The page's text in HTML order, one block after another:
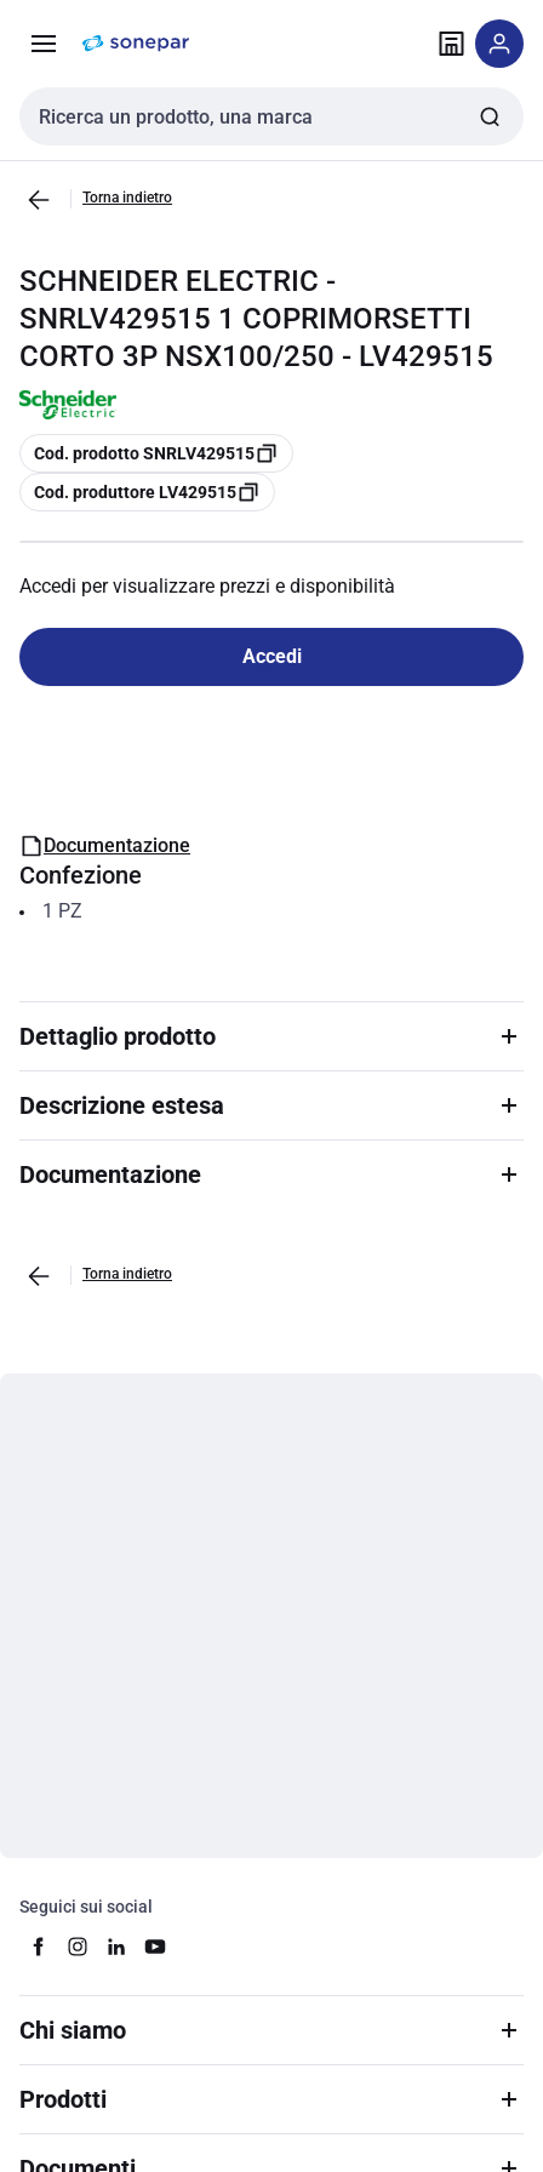
navigazione alla
Cerca input
Torna indietro
SCHNEIDER ELECTRIC -
SNRLV429515 1 COPRIMORSETTI
CORTO 3P NSX100/250 - LV429515
copia
Cod. prodotto SNRLV429515
copia
Cod. produttore LV429515
Accedi per visualizzare prezzi e disponibilità
Accedi
Documentazione
Confezione
1 PZ
Dettaglio prodotto
Descrizione estesa
Documentazione
Torna indietro
Seguici sui social
Chi siamo
Prodotti